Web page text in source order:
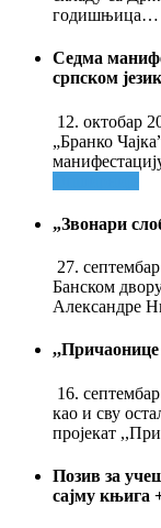
годишњица…
Седма
српском
12. октобар
„Бранко
„Звонари
27.
Банском
Александре
,,Причаонице
16.
као и сву
пројекат
Позив за
сајму књига